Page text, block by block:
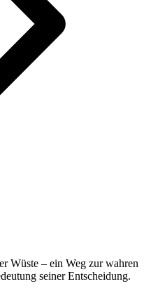
Wüste – ein Weg zur wahren
seiner Entscheidung.